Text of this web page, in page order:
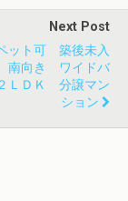
Next Post
ット可 築後未入
向き ワイドバ
ＬＤＫ 分譲マン
ション